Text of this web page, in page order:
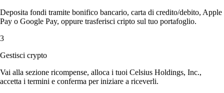
Deposita fondi tramite bonifico bancario, carta di credito/debito, Apple
Pay o Google Pay, oppure trasferisci cripto sul tuo portafoglio.
3
Gestisci crypto
Vai alla sezione ricompense, alloca i tuoi Celsius Holdings, Inc.,
accetta i termini e conferma per iniziare a riceverli.